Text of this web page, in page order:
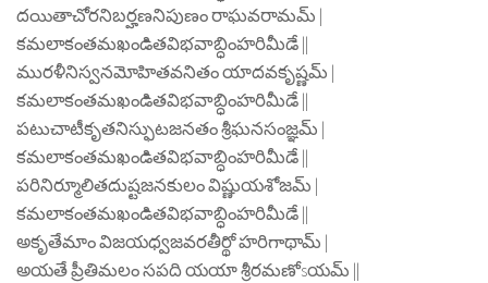
దయితాచోరనిబర్హణనిపుణం రాఘవరామమ్ |
కమలాకంతమఖండితవిభవాబ్ధింహరిమీడే ||
మురళీనిస్వనమోహితవనితం యాదవకృష్ణమ్ |
కమలాకంతమఖండితవిభవాబ్ధింహరిమీడే ||
పటుచాటీకృతనిస్ఫుటజనతం శ్రీఘనసంజ్ఞమ్ |
కమలాకంతమఖండితవిభవాబ్ధింహరిమీడే ||
పరినిర్మూలితదుష్టజనకులం విష్ణుయశోజమ్ |
కమలాకంతమఖండితవిభవాబ్ధింహరిమీడే ||
అకృతేమాం విజయధ్వజవరతీర్థో హరిగాథామ్ |
అయతే ప్రీతిమలం సపది యయా శ్రీరమణోsయమ్ ||